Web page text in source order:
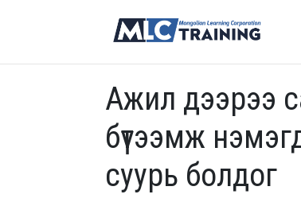
Ажил дээрээ
бүтээмж
суурь болдог